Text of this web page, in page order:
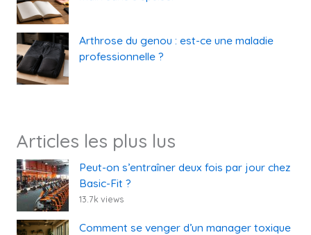
Arthrose du genou : est-ce une maladie
professionnelle ?
Articles les plus lus
Peut-on s’entraîner deux fois par jour chez
Basic-Fit ?
13.7k views
Comment se venger d’un manager toxique